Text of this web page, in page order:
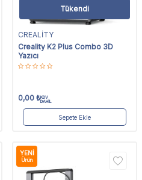
Tükendi
CREALİTY
Creality K2 Plus Combo 3D
Yazıcı
0,00 ₺KDV
DAHİL
Sepete Ekle
YENI
Ürün